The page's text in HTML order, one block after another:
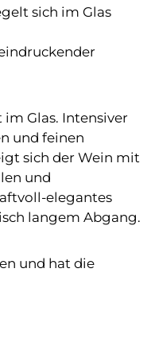
sich im Glas
Glas. Intensiver
und feinen
sich der Wein mit
und
elegantes
langem Abgang.
und hat die